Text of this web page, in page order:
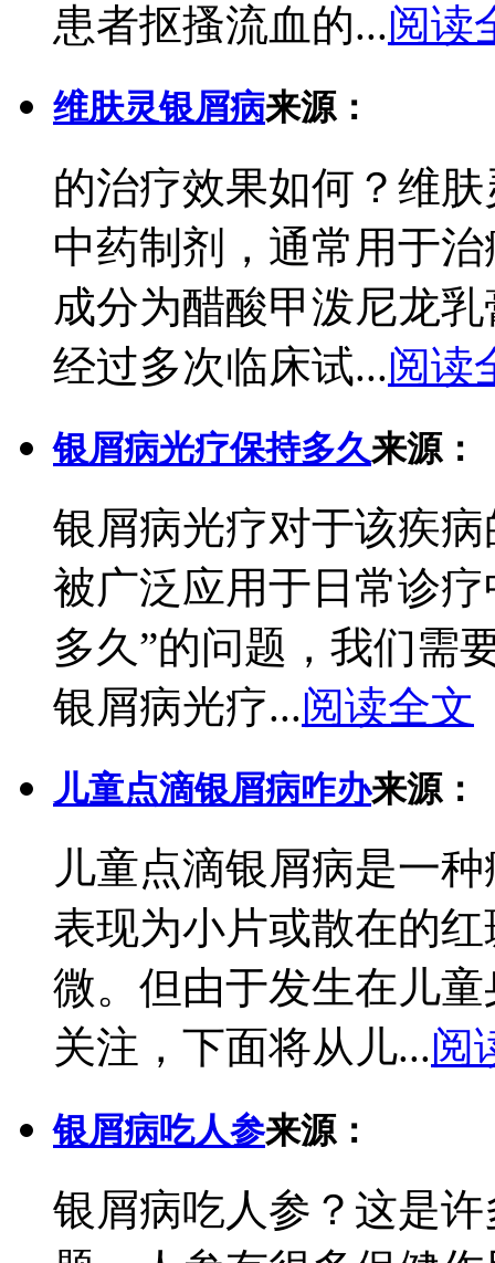
患者抠搔流血的...阅读
维肤灵银屑病来源：
的治疗效果如何？维
中药制剂，通常用于
成分为醋酸甲泼尼龙
经过多次临床试...阅读
银屑病光疗保持多久来源：
银屑病光疗对于该疾
被广泛应用于日常诊
多久”的问题，我们需
银屑病光疗...阅读全文
儿童点滴银屑病咋办来源：
儿童点滴银屑病是一
表现为小片或散在的
微。但由于发生在儿
关注，下面将从儿...阅
银屑病吃人参来源：
银屑病吃人参？这是